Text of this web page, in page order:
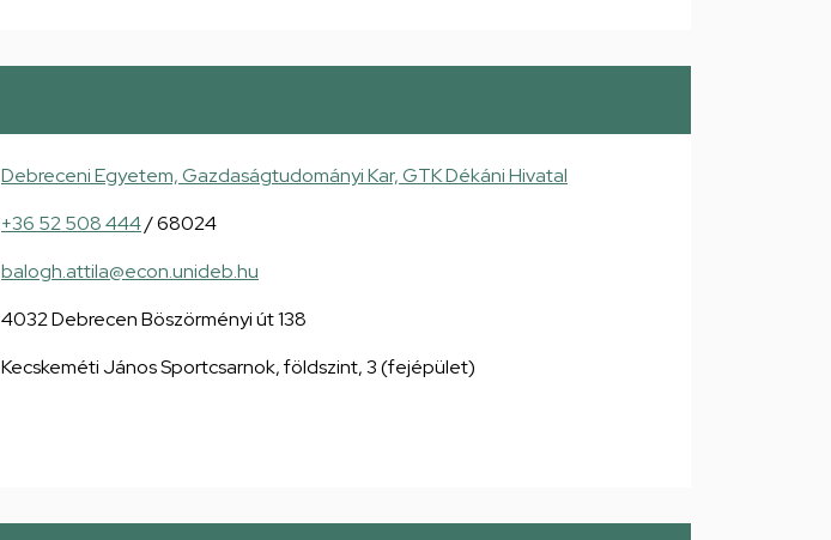
Debreceni Egyetem, Gazdaságtudományi Kar, GTK Dékáni Hivatal
+36 52 508 444/ 68024
balogh.attila@econ.unideb.hu
4032 Debrecen Böszörményi út 138
Kecskeméti János Sportcsarnok, földszint, 3 (fejépület)